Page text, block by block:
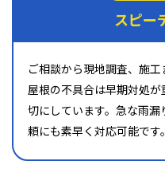
スピー
ご相談から現地調査、施工
屋根の不具合は早期対処
切にしています。急な雨
頼にも素早く対応可能です。